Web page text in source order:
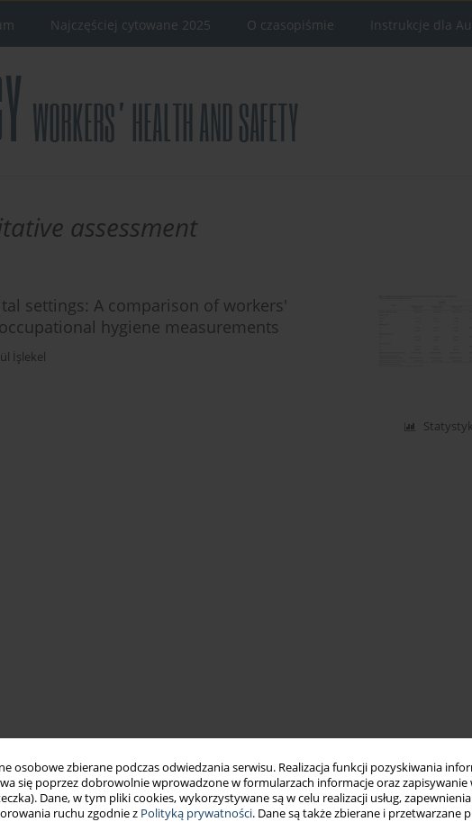
osobowe zbierane podczas odwiedzania serwisu. Realizacja funkcji pozyskiwania
się poprzez dobrowolnie wprowadzone w formularzach informacje oraz
Dane, w tym pliki cookies, wykorzystywane są w celu realizacji usług,
ruchu zgodnie z Polityką prywatności. Dane są także zbierane i przetwarzane
Najczęściej cytowane 2025 O czasopiśmie Instrukcje dla
assessment
settings: A comparison of workers'
hygiene measurements
İşlekel